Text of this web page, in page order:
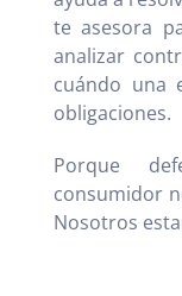
te asesora
analizar
cuándo una
obligaciones.
Porque
consumidor
Nosotros